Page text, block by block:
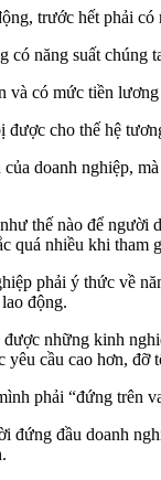
, trước hết phải có
có năng suất chúng
và có mức tiền lương
được cho thế hệ
doanh nghiệp,
thế nào để
quá nhiều khi tham
phải ý thức về
động.
những kinh
yêu cầu cao hơn,
phải “đứng trên
đầu doanh